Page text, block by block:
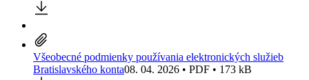
Všeobecné podmienky používania elektronických služieb
Bratislavského konta08. 04. 2026 • PDF • 173 kB